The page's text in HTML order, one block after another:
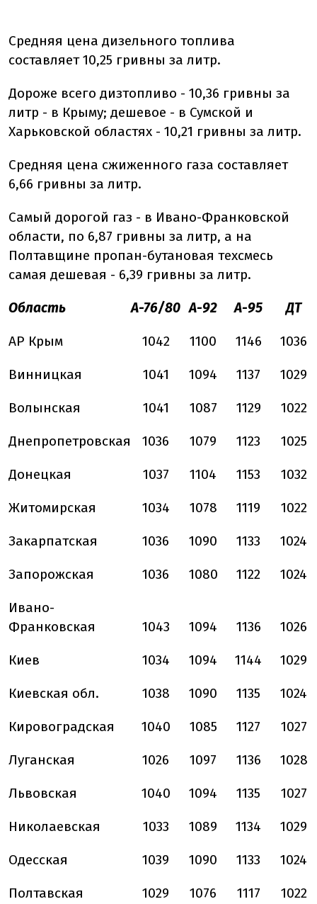
Средняя цена дизельного топлива
составляет 10,25 гривны за литр.
Дороже всего дизтопливо - 10,36 гривны за
литр - в Крыму; дешевое - в Сумской и
Харьковской областях - 10,21 гривны за литр.
Средняя цена сжиженного газа составляет
6,66 гривны за литр.
Самый дорогой газ - в Ивано-Франковской
области, по 6,87 гривны за литр, а на
Полтавщине пропан-бутановая техсмесь
самая дешевая - 6,39 гривны за литр.
Область А-76/80 А-92 А-95 ДТ
АР Крым 1042 1100 1146 1036
Винницкая 1041 1094 1137 1029
Волынская 1041 1087 1129 1022
Днепропетровская 1036 1079 1123 1025
Донецкая 1037 1104 1153 1032
Житомирская 1034 1078 1119 1022
Закарпатская 1036 1090 1133 1024
Запорожская 1036 1080 1122 1024
Ивано-
Франковская
1043 1094 1136 1026
Киев 1034 1094 1144 1029
Киевская обл. 1038 1090 1135 1024
Кировоградская 1040 1085 1127 1027
Луганская 1026 1097 1136 1028
Львовская 1040 1094 1135 1027
Николаевская 1033 1089 1134 1029
Одесская 1039 1090 1133 1024
Полтавская 1029 1076 1117 1022